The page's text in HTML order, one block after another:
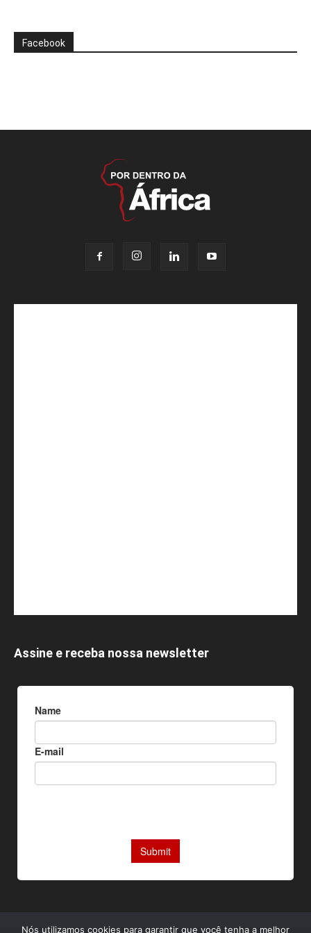
Facebook
Assine e receba nossa newsletter
Nós utilizamos cookies para garantir que você tenha a melhor